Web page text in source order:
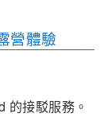
營體驗
的接駁服務。